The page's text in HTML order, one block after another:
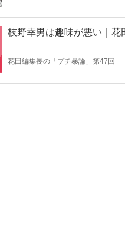
広告がおもしろければ、雑誌もお
枝野幸男は趣味が悪い｜花
花田編集長の「プチ暴論」第47回